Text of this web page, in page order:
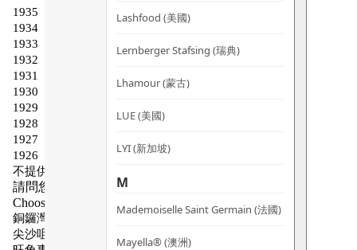
Lashfood (美國)
Lernberger Stafsing (瑞典)
Lhamour (蒙古)
LUE (美國)
LYI (新加坡)
M
Mademoiselle Saint Germain (法國)
Mayella® (澳洲)